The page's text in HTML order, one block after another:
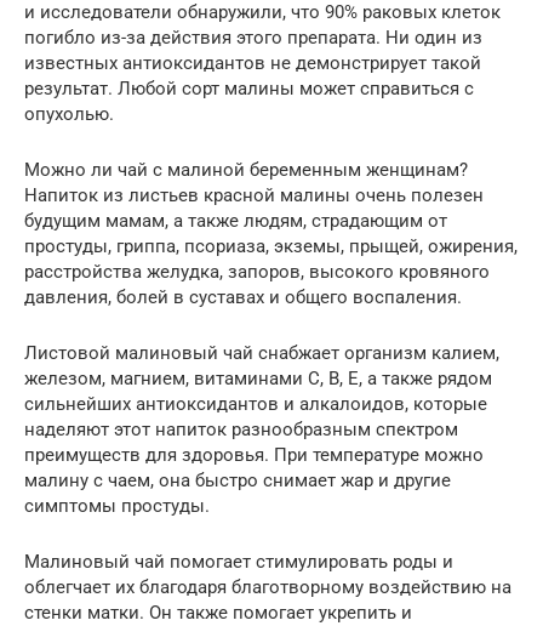
и исследователи обнаружили, что 90% раковых клеток
погибло из-за действия этого препарата. Ни один из
известных антиоксидантов не демонстрирует такой
результат. Любой сорт малины может справиться с
опухолью.
Можно ли чай с малиной беременным женщинам?
Напиток из листьев красной малины очень полезен
будущим мамам, а также людям, страдающим от
простуды, гриппа, псориаза, экземы, прыщей, ожирения,
расстройства желудка, запоров, высокого кровяного
давления, болей в суставах и общего воспаления.
Листовой малиновый чай снабжает организм калием,
железом, магнием, витаминами С, В, Е, а также рядом
сильнейших антиоксидантов и алкалоидов, которые
наделяют этот напиток разнообразным спектром
преимуществ для здоровья. При температуре можно
малину с чаем, она быстро снимает жар и другие
симптомы простуды.
Малиновый чай помогает стимулировать роды и
облегчает их благодаря благотворному воздействию на
стенки матки. Он также помогает укрепить и